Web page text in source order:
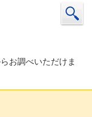
お調べいただけま